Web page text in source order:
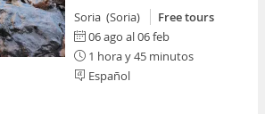
Soria (Soria)
Free tours
06 ago al 06 feb
1 hora y 45 minutos
Español